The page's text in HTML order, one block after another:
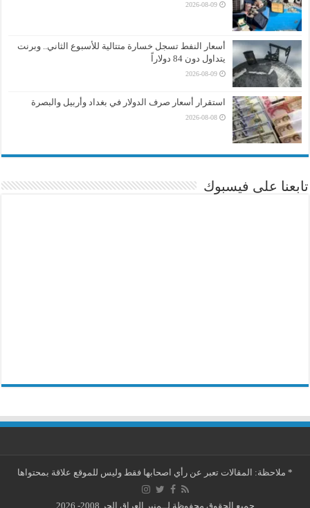
2026-08-09
أسعار النفط تسجل خسارة متتالية للأسبوع الثاني.. وبرنت
يتداول دون 84 دولاراً
2026-08-09
استقرار أسعار صرف الدولار في بغداد وأربيل والبصرة
2026-08-08
تابعنا على فيسبوك
* ملاحظة: المقالات تعبر عن رأي اصحابها فقط وليس للموقع علاقة بمحتواها
جميع الحقوق محفوظة لــمنبر العراق الحر 2008- 2026